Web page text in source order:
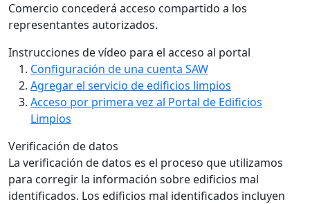
Comercio concederá acceso compartido a los
representantes autorizados.
Instrucciones de vídeo para el acceso al portal
Configuración de una cuenta SAW
Agregar el servicio de edificios limpios
Acceso por primera vez al Portal de Edificios
Limpios
Verificación de datos
La verificación de datos es el proceso que utilizamos
para corregir la información sobre edificios mal
identificados. Los edificios mal identificados incluyen